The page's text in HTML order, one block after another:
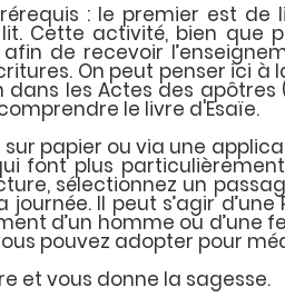
: le premier est de
Cette activité, bien que
de recevoir
On peut penser ici à
les Actes des apôtres
le livre d'Esaïe.
papier ou via une
font plus
sélectionnez un
Il peut s’agir d’une
d’un homme ou d’une
pouvez adopter pour
et vous donne la sagesse.